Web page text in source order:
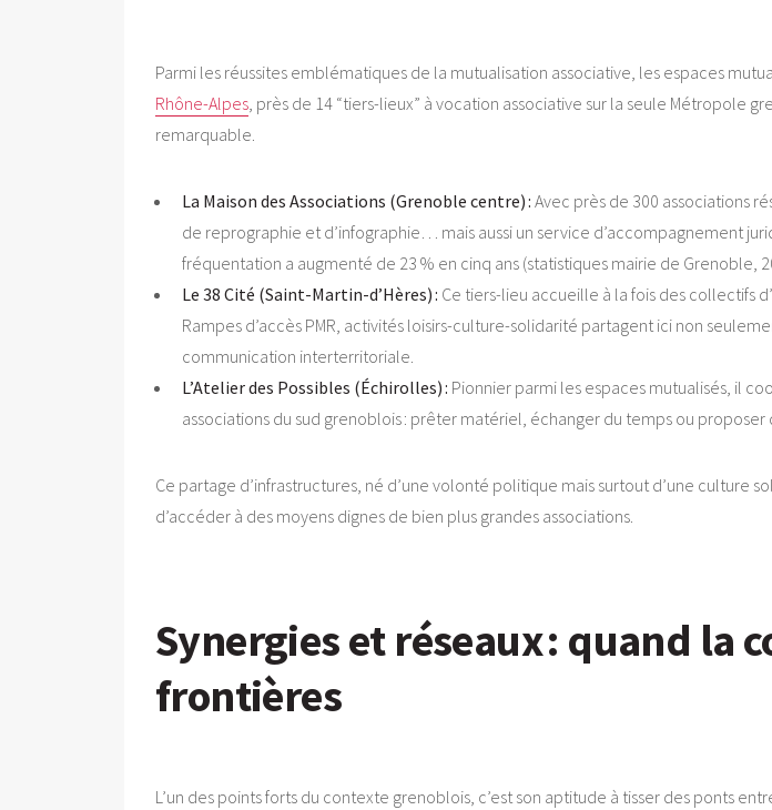
Parmi les réussites emblématiques de la mutualisation associative, les espaces
Rhône-Alpes, près de 14 “tiers-lieux” à vocation associative sur la seule
remarquable.
La Maison des Associations (Grenoble centre) : Avec près de 300 associations
de reprographie et d’infographie… mais aussi un service d’accompagnement
fréquentation a augmenté de 23 % en cinq ans (statistiques mairie de Grenoble,
Le 38 Cité (Saint-Martin-d’Hères) : Ce tiers-lieu accueille à la fois des collectifs
Rampes d’accès PMR, activités loisirs-culture-solidarité partagent ici non
communication interterritoriale.
L’Atelier des Possibles (Échirolles) : Pionnier parmi les espaces mutualisés, il
associations du sud grenoblois : prêter matériel, échanger du temps ou
Ce partage d’infrastructures, né d’une volonté politique mais surtout d’une culture
d’accéder à des moyens dignes de bien plus grandes associations.
Synergies et réseaux : quand la
frontières
L’un des points forts du contexte grenoblois, c’est son aptitude à tisser des ponts